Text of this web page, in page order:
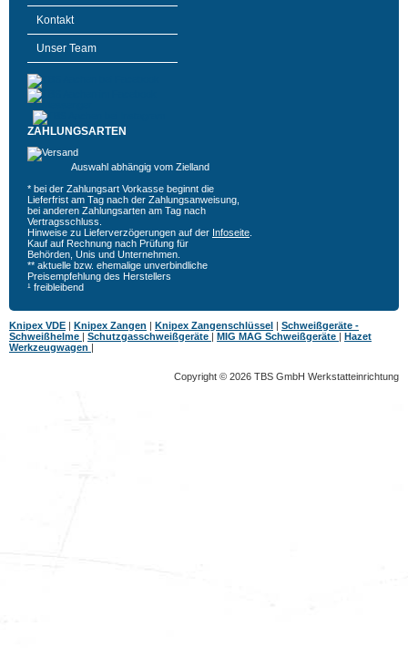
Kontakt
Unser Team
ZAHLUNGSARTEN
Auswahl abhängig vom Zielland
* bei der Zahlungsart Vorkasse beginnt die
Lieferfrist am Tag nach der Zahlungsanweisung,
bei anderen Zahlungsarten am Tag nach
Vertragsschluss.
Hinweise zu Lieferverzögerungen auf der Infoseite
Kauf auf Rechnung nach Prüfung für
Behörden, Unis und Unternehmen.
** aktuelle bzw. ehemalige unverbindliche
Preisempfehlung des Herstellers
¹ freibleibend
Knipex VDE | Knipex Zangen | Knipex Zangenschlüssel | Schweißgeräte -
Schweißhelme | Schutzgasschweißgeräte | MIG MAG Schweißgeräte | Hazet
Werkzeugwagen |
Copyright © 2026 TBS GmbH Werkstatteinrichtung